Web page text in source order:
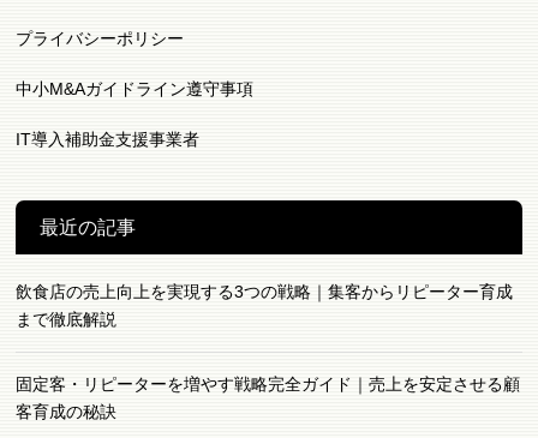
プライバシーポリシー
中小M&Aガイドライン遵守事項
IT導入補助金支援事業者
最近の記事
飲食店の売上向上を実現する3つの戦略｜集客からリピーター育成
まで徹底解説
固定客・リピーターを増やす戦略完全ガイド｜売上を安定させる顧
客育成の秘訣